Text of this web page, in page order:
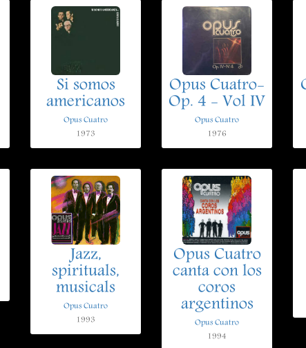
Si somos
americanos
Opus Cuatro
1973
Opus Cuatro-
Op. 4 - Vol IV
Opus Cuatro
1976
Jazz,
spirituals,
musicals
Opus Cuatro
1993
Opus Cuatro
canta con los
coros
argentinos
Opus Cuatro
1994